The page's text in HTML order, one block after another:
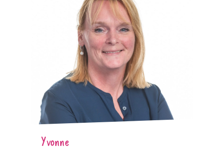
Yvonne